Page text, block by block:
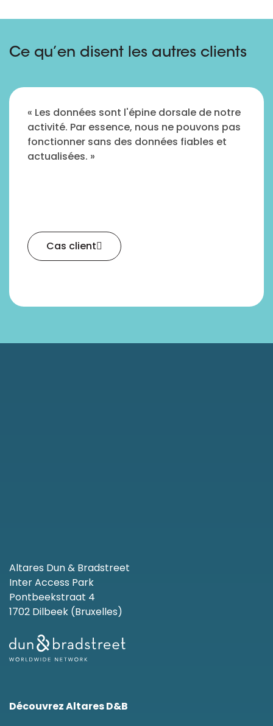
Ce qu’en disent les autres clients
« Les données sont l'épine dorsale de notre
activité. Par essence, nous ne pouvons pas
fonctionner sans des données fiables et
actualisées. »
Cas client
Altares Dun & Bradstreet
Inter Access Park
Pontbeekstraat 4
1702 Dilbeek (Bruxelles)
Découvrez Altares D&B